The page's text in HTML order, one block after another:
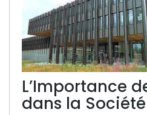
L’Importance
dans la Société